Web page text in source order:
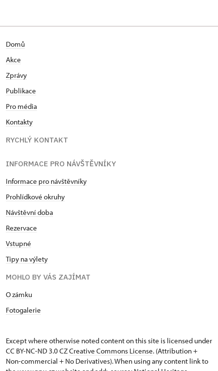
Domů
Akce
Zprávy
Publikace
Pro média
Kontakty
RYCHLÝ KONTAKT
INFORMACE PRO NÁVŠTĚVNÍKY
Informace pro návštěvníky
Prohlídkové okruhy
Návštěvní doba
Rezervace
Vstupné
Tipy na výlety
MOHLO BY VÁS ZAJÍMAT
O zámku
Fotogalerie
Except where otherwise noted content on this site is licensed under
CC BY-NC-ND 3.0 CZCreative Commons License. (Attribution +
Non-commercial + No Derivatives). When using any content link to